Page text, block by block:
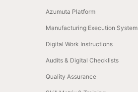
Azumuta Platform
Manufacturing Execution System
Digital Work Instructions
Audits & Digital Checklists
Quality Assurance